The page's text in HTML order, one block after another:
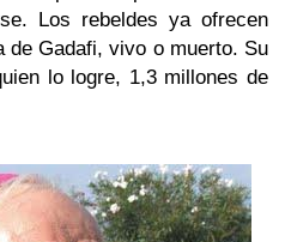
Los rebeldes ya ofrecen
de Gadafi, vivo o muerto. Su
lo logre, 1,3 millones de